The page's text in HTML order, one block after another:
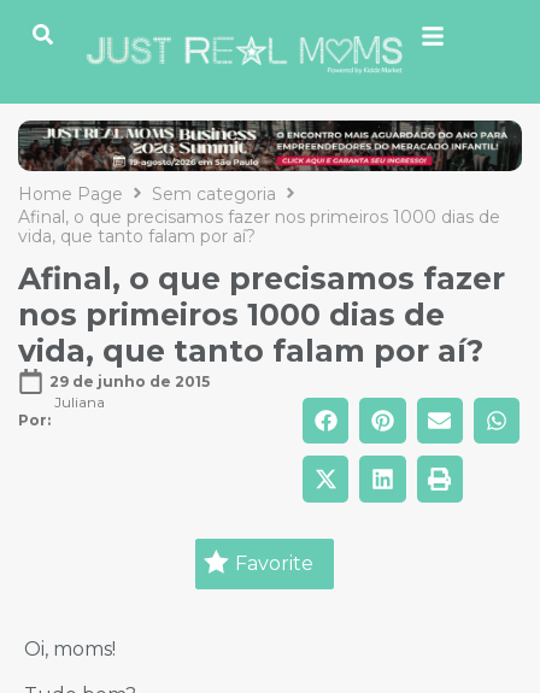
Home Page
Sem categoria
Afinal, o que precisamos fazer nos primeiros 1000 dias de
vida, que tanto falam por aí?
Afinal, o que precisamos fazer
nos primeiros 1000 dias de
vida, que tanto falam por aí?
29 de junho de 2015
Por:
Juliana
Favorite
Oi, moms!